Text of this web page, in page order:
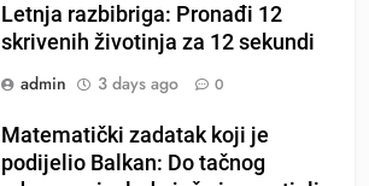
Letnja razbibriga: Pronađi 12
skrivenih životinja za 12 sekundi
admin
3 days ago 0
Matematički zadatak koji je
podijelio Balkan: Do tačnog